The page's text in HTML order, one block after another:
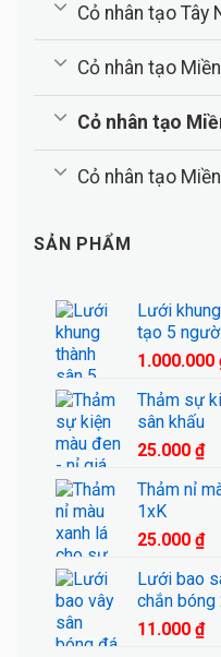
Cỏ nhân tạo Tây
Cỏ nhân tạo
Cỏ nhân tạo
Cỏ nhân tạo
SẢN PHẨM
Lưới
tạo 5
1.000.000
Thảm sự
sân khấu
25.000 ₫
Thảm nỉ
1xK
25.000 ₫
Lưới bao
chắn bóng
11.000 ₫